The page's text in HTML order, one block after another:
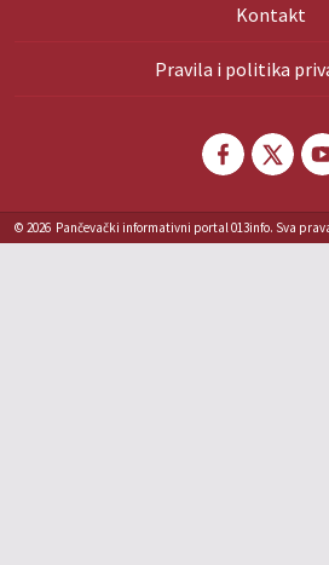
Kontakt
Pravila i politika
© 2026 Pančevački informativni portal 013info. Sva